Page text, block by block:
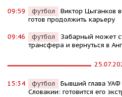
09:59 футбол
Виктор Цыганков
готов продолжить карьеру
09:46 футбол
Забарный может
трансфера и вернуться в
15:34 футбол
Бывший глава
Словакии: готовится его